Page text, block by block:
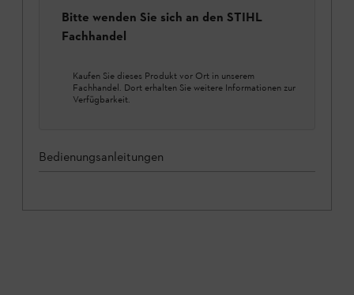
Bitte wenden Sie sich an den STIHL
Fachhandel
Kaufen Sie dieses Produkt vor Ort in unserem
Fachhandel. Dort erhalten Sie weitere Informationen zur
Verfügbarkeit.
Bedienungsanleitungen